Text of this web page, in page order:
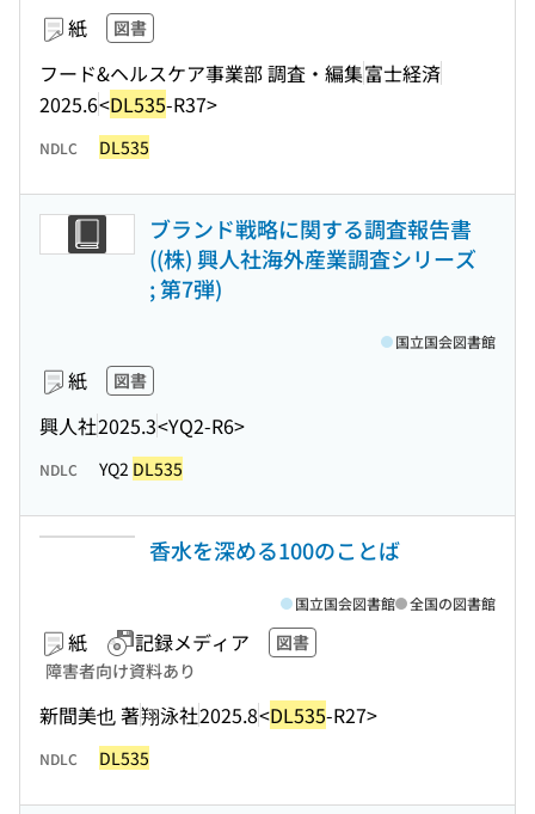
紙 図書
フード&ヘルスケア事業部 調査・編集富士経済
2025.6<DL535-R37>
NDLC DL535
ブランド戦略に関する調査報告書
((株) 興人社海外産業調査シリーズ
; 第7弾)
紙 図書
興人社2025.3<YQ2-R6>
国立国会図書館
NDLC YQ2 DL535
香水を深める100のことば
紙 記録メディア
図書
障害者向け資料あり
新間美也 著翔泳社2025.8<DL535-R27>
国立国会図書館 全国の図書館
NDLC DL535